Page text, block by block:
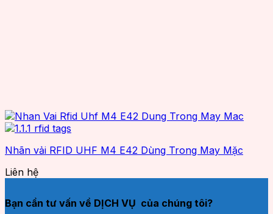
Nhãn vải RFID UHF M4 E42 Dùng Trong May Mặc
Liên hệ
Bạn cần tư vấn về DỊCH VỤ của chúng tôi?